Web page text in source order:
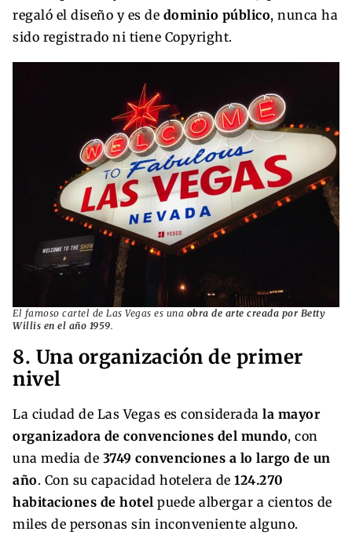
regaló el diseño y es de dominio público, nunca ha
sido registrado ni tiene Copyright.
El famoso cartel de Las Vegas es una obra de arte creada por Betty
Willis en el año 1959.
8. Una organización de primer
nivel
La ciudad de Las Vegas es considerada la mayor
organizadora de convenciones del mundo, con
una media de 3749 convenciones a lo largo de un
año. Con su capacidad hotelera de 124.270
habitaciones de hotel puede albergar a cientos de
miles de personas sin inconveniente alguno.